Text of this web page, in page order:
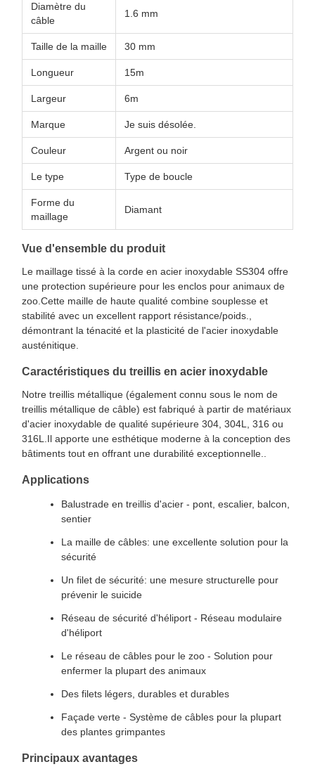
Diamètre du
câble
1.6 mm
Taille de la maille 30 mm
Longueur 15m
Largeur 6m
Marque Je suis désolée.
Couleur Argent ou noir
Le type Type de boucle
Forme du
maillage
Diamant
Vue d'ensemble du produit
Le maillage tissé à la corde en acier inoxydable SS304 offre
une protection supérieure pour les enclos pour animaux de
zoo.Cette maille de haute qualité combine souplesse et
stabilité avec un excellent rapport résistance/poids.,
démontrant la ténacité et la plasticité de l'acier inoxydable
austénitique.
Caractéristiques du treillis en acier inoxydable
Notre treillis métallique (également connu sous le nom de
treillis métallique de câble) est fabriqué à partir de matériaux
d'acier inoxydable de qualité supérieure 304, 304L, 316 ou
316L.Il apporte une esthétique moderne à la conception des
bâtiments tout en offrant une durabilité exceptionnelle..
Applications
Balustrade en treillis d'acier - pont, escalier, balcon,
sentier
La maille de câbles: une excellente solution pour la
sécurité
Un filet de sécurité: une mesure structurelle pour
prévenir le suicide
Réseau de sécurité d'héliport - Réseau modulaire
d'héliport
Le réseau de câbles pour le zoo - Solution pour
enfermer la plupart des animaux
Des filets légers, durables et durables
Façade verte - Système de câbles pour la plupart
des plantes grimpantes
Principaux avantages